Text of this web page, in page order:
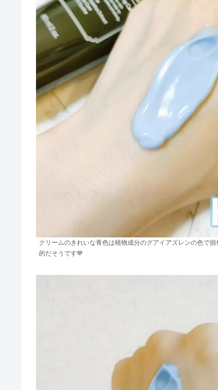
クリームのきれいな青色は植物成分のグアイアズレンの色で
的だそうです💙